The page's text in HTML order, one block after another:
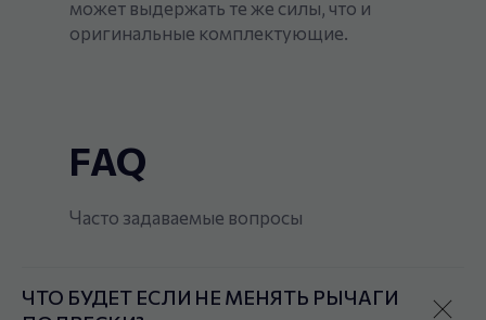
может выдержать те же силы, что и
оригинальные комплектующие.
Часто задаваемые вопросы
FAQ
ЧТО БУДЕТ ЕСЛИ НЕ МЕНЯТЬ РЫЧАГИ